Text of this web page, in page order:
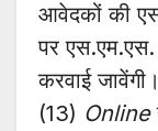
आवेदकों की
पर
करवाई जावेंगी।
(13) Online